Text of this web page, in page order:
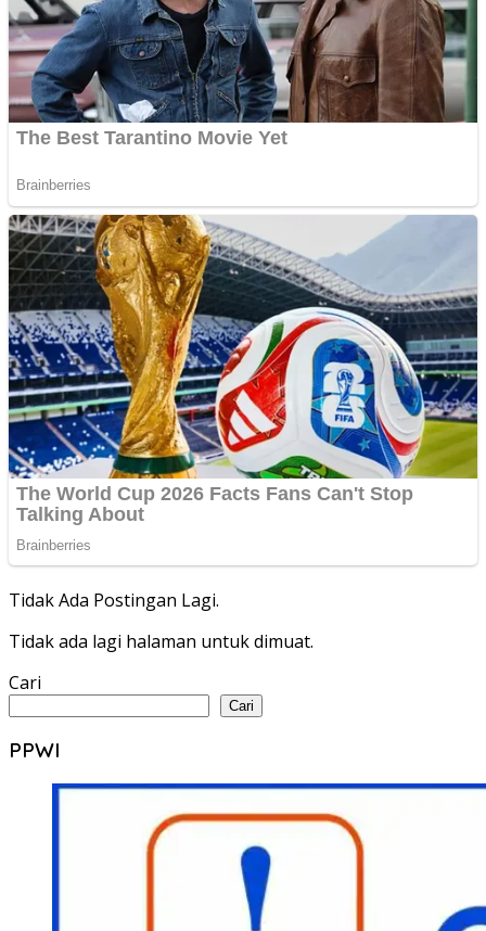
Tidak Ada Postingan Lagi.
Tidak ada lagi halaman untuk dimuat.
Cari
Cari
PPWI